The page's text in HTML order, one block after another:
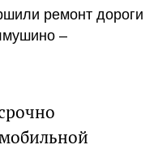
ремонт дороги
–